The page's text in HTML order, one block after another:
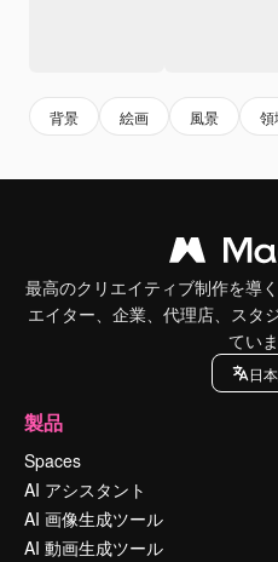
背景 絵画 風景 領
最高のクリエイティブ制作を導
エイター、企業、代理店、スタ
ていま
日
製品
Spaces
AI アシスタント
AI 画像生成ツール
AI 動画生成ツール